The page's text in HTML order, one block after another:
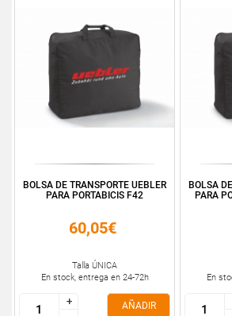
BOLSA DE TRANSPORTE UEBLER
PARA PORTABICIS F42
60,05€
Talla ÚNICA
En stock, entrega en 24-72h
+
+
AÑADIR
BOLSA
PARA
En